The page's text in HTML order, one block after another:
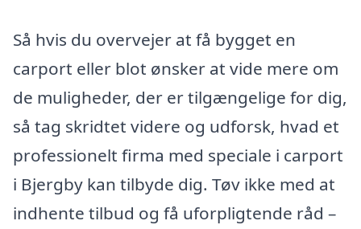
Så hvis du overvejer at få bygget en
carport eller blot ønsker at vide mere om
de muligheder, der er tilgængelige for dig,
så tag skridtet videre og udforsk, hvad et
professionelt firma med speciale i carport
i Bjergby kan tilbyde dig. Tøv ikke med at
indhente tilbud og få uforpligtende råd –